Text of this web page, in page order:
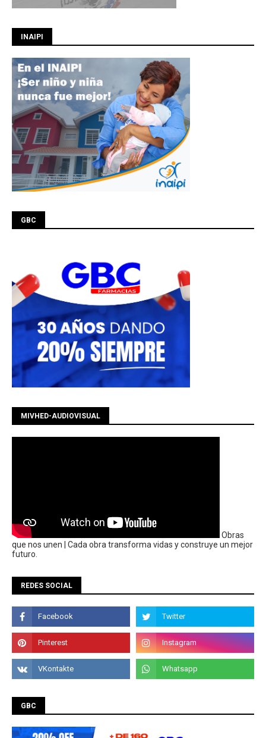
INAIPI
GBC
MIVHED-AUDIOVISUAL
Obras
que nos unen | Cada obra transforma vidas y construye un mejor
futuro.
REDES SOCIAL
GBC